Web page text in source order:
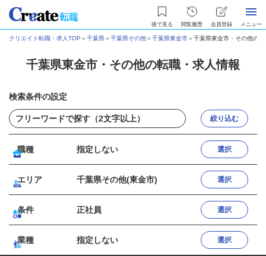
後で見る 閲覧履歴 会員登録 メニュー
クリエイト転職・求人TOP ＞千葉県＞千葉県その他＞千葉県東金市＞千葉県東金市・その他の
千葉県東金市・その他の転職・求人情報
検索条件の設定
絞り込む
職種 指定しない 選択
エリア 千葉県その他(東金市) 選択
条件 正社員 選択
業種 指定しない 選択